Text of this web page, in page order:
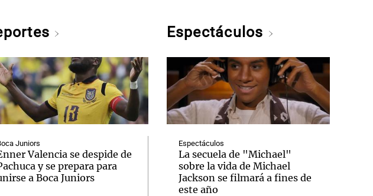
Juniors
Valencia se despide de
y se prepara para
a Boca Juniors
Espectáculos
Espectáculos
La secuela de "Michael"
sobre la vida de Michael
Jackson se filmará a fines de
este año